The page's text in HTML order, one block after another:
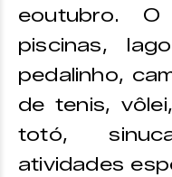
eoutubro.
piscinas,
pedalinho,
de tenis,
totó,
atividades